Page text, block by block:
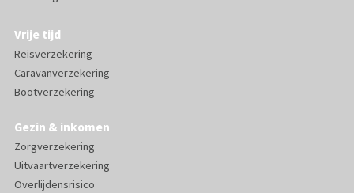
Vrije tijd
Reisverzekering
Caravanverzekering
Bootverzekering
Gezin & inkomen
Zorgverzekering
Uitvaartverzekering
Overlijdensrisico